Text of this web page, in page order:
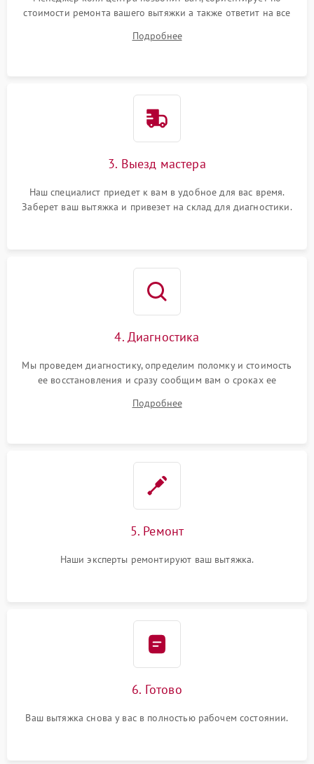
стоимости ремонта вашего вытяжки а также ответит на все
Подробнее
3. Выезд мастера
Наш специалист приедет к вам в удобное для вас время.
Заберет ваш вытяжка и привезет на склад для диагностики.
4. Диагностика
Мы проведем диагностику, определим поломку и стоимость
ее восстановления и сразу сообщим вам о сроках ее
Подробнее
5. Ремонт
Наши эксперты ремонтируют ваш вытяжка.
6. Готово
Ваш вытяжка снова у вас в полностью рабочем состоянии.